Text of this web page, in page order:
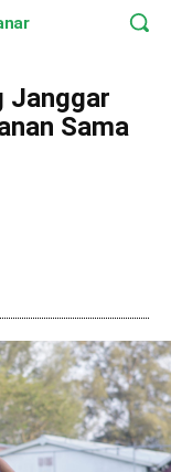
Janggar
Sama